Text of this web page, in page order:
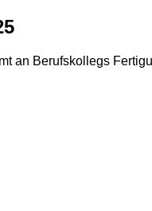
an Berufskollegs